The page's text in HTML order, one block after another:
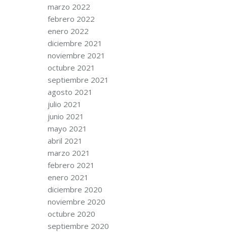
marzo 2022
febrero 2022
enero 2022
diciembre 2021
noviembre 2021
octubre 2021
septiembre 2021
agosto 2021
julio 2021
junio 2021
mayo 2021
abril 2021
marzo 2021
febrero 2021
enero 2021
diciembre 2020
noviembre 2020
octubre 2020
septiembre 2020